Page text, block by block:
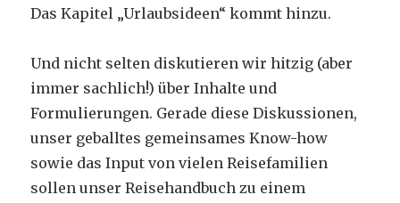
Das Kapitel „Urlaubsideen“ kommt hinzu.
Und nicht selten diskutieren wir hitzig (aber
immer sachlich!) über Inhalte und
Formulierungen. Gerade diese Diskussionen,
unser geballtes gemeinsames Know-how
sowie das Input von vielen Reisefamilien
sollen unser Reisehandbuch zu einem